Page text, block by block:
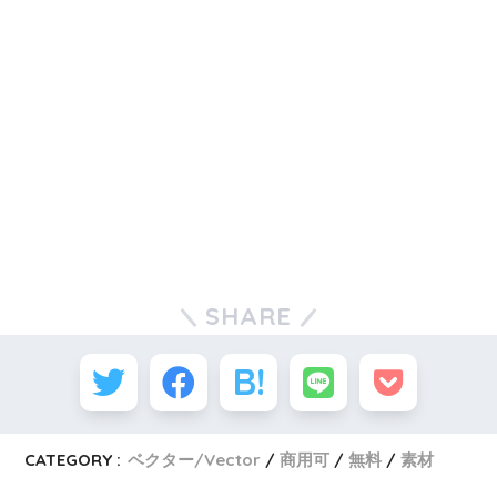
SHARE
CATEGORY : ベクター/Vector 商用可 無料 素材